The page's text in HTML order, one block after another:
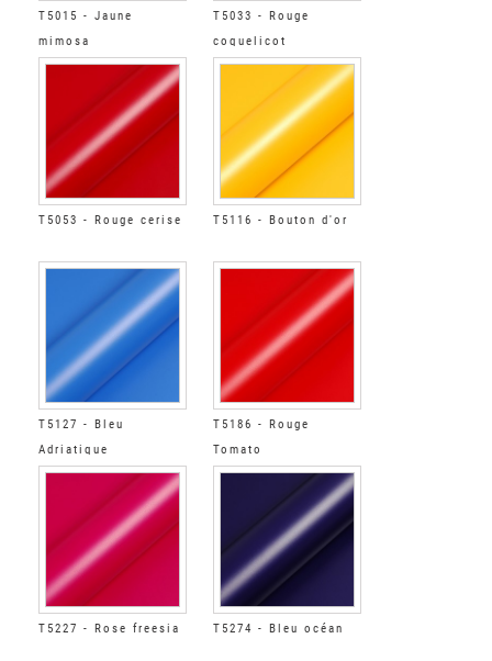
T5015 - Jaune
mimosa
T5033 - Rouge
coquelicot
T5053 - Rouge cerise T5116 - Bouton d'or
T5127 - Bleu
Adriatique
T5186 - Rouge
Tomato
T5227 - Rose freesia T5274 - Bleu océan